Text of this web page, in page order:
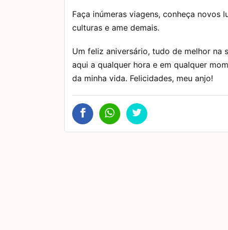
Faça inúmeras viagens, conheça novos
culturas e ame demais.
Um feliz aniversário, tudo de melhor na
aqui a qualquer hora e em qualquer
da minha vida. Felicidades, meu anjo!